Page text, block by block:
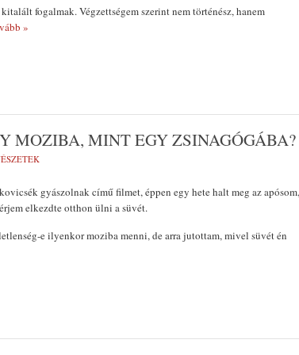
fogalmak. Végzettségem szerint nem történész, hanem
»
MOZIBA, MINT EGY ZSINAGÓGÁBA?
gyászolnak című filmet, éppen egy hete halt meg az apósom,
elkezdte otthon ülni a süvét.
e ilyenkor moziba menni, de arra jutottam, mivel süvét én